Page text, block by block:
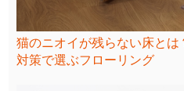
猫のニオイが残らない床と
対策で選ぶフローリング